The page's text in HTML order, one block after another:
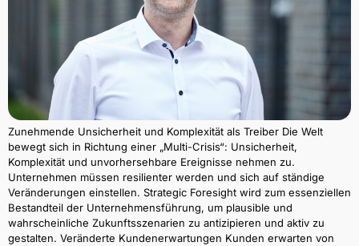
Zunehmende Unsicherheit und Komplexität als Treiber Die Welt
bewegt sich in Richtung einer „Multi-Crisis“: Unsicherheit,
Komplexität und unvorhersehbare Ereignisse nehmen zu.
Unternehmen müssen resilienter werden und sich auf ständige
Veränderungen einstellen. Strategic Foresight wird zum essenziellen
Bestandteil der Unternehmensführung, um plausible und
wahrscheinliche Zukunftsszenarien zu antizipieren und aktiv zu
gestalten. Veränderte Kundenerwartungen Kunden erwarten von